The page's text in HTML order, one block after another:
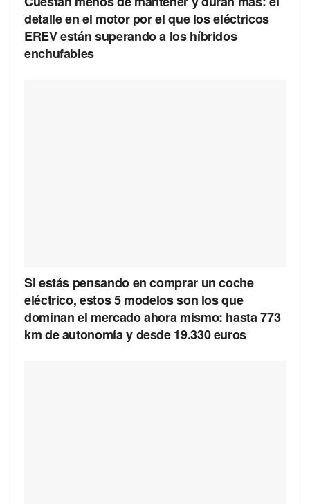
detalle en el motor por el que los eléctricos
EREV están superando a los híbridos
enchufables
Si estás pensando en comprar un coche
eléctrico, estos 5 modelos son los que
dominan el mercado ahora mismo: hasta 773
km de autonomía y desde 19.330 euros